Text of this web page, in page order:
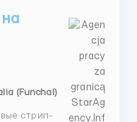
(Funchal)
стрип-